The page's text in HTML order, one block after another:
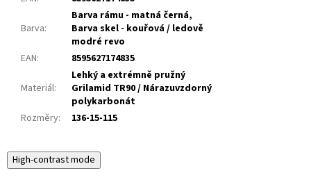
Barva:
Barva rámu - matná černá,
Barva skel - kouřová / ledově
modré revo
EAN: 8595627174835
Materiál:
Lehký a extrémně pružný
Grilamid TR90 / Nárazuvzdorný
polykarbonát
Rozměry: 136-15-115
High-contrast mode